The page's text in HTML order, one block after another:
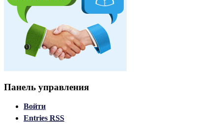
Панель управления
Войти
Entries RSS